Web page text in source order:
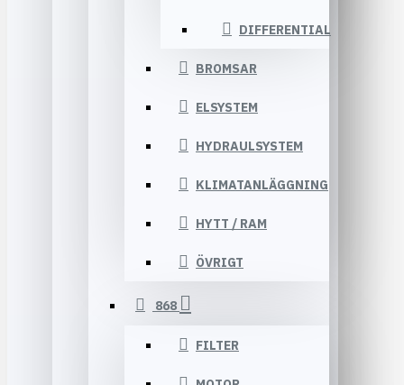
DIFFERENTIAL
BROMSAR
ELSYSTEM
HYDRAULSYSTEM
KLIMATANLÄGGNING
HYTT / RAM
ÖVRIGT
868
FILTER